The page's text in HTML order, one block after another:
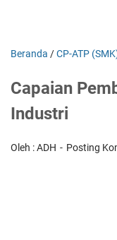
Beranda /CP-ATP
Capaian
Industri
Oleh : ADH Posting